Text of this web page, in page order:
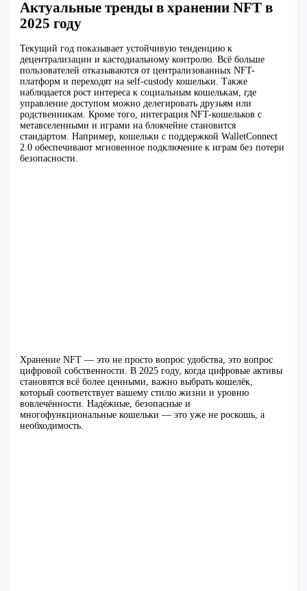
Актуальные тренды в хранении NFT в
2025 году
Текущий год показывает устойчивую тенденцию к
децентрализации и кастодиальному контролю. Всё больше
пользователей отказываются от централизованных NFT-
платформ и переходят на self-custody кошельки. Также
наблюдается рост интереса к социальным кошелькам, где
управление доступом можно делегировать друзьям или
родственникам. Кроме того, интеграция NFT-кошельков с
метавселенными и играми на блокчейне становится
стандартом. Например, кошельки с поддержкой WalletConnect
2.0 обеспечивают мгновенное подключение к играм без потери
безопасности.
Хранение NFT — это не просто вопрос удобства, это вопрос
цифровой собственности. В 2025 году, когда цифровые активы
становятся всё более ценными, важно выбрать кошелёк,
который соответствует вашему стилю жизни и уровню
вовлечённости. Надёжные, безопасные и
многофункциональные кошельки — это уже не роскошь, а
необходимость.